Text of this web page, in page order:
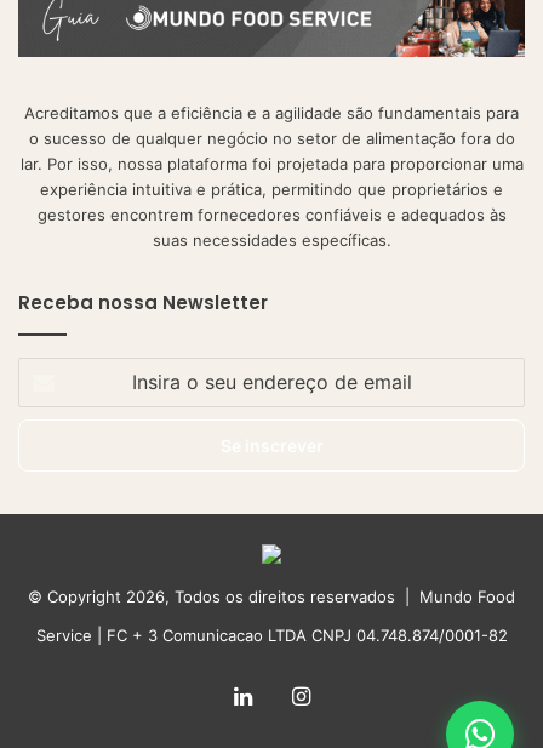
Acreditamos que a eficiência e a agilidade são fundamentais para
o sucesso de qualquer negócio no setor de alimentação fora do
lar. Por isso, nossa plataforma foi projetada para proporcionar uma
experiência intuitiva e prática, permitindo que proprietários e
gestores encontrem fornecedores confiáveis e adequados às
suas necessidades específicas.
Receba nossa Newsletter
© Copyright 2026, Todos os direitos reservados | Mundo Food
Service | FC + 3 Comunicacao LTDA CNPJ 04.748.874/0001-82
LinkedinInstagram